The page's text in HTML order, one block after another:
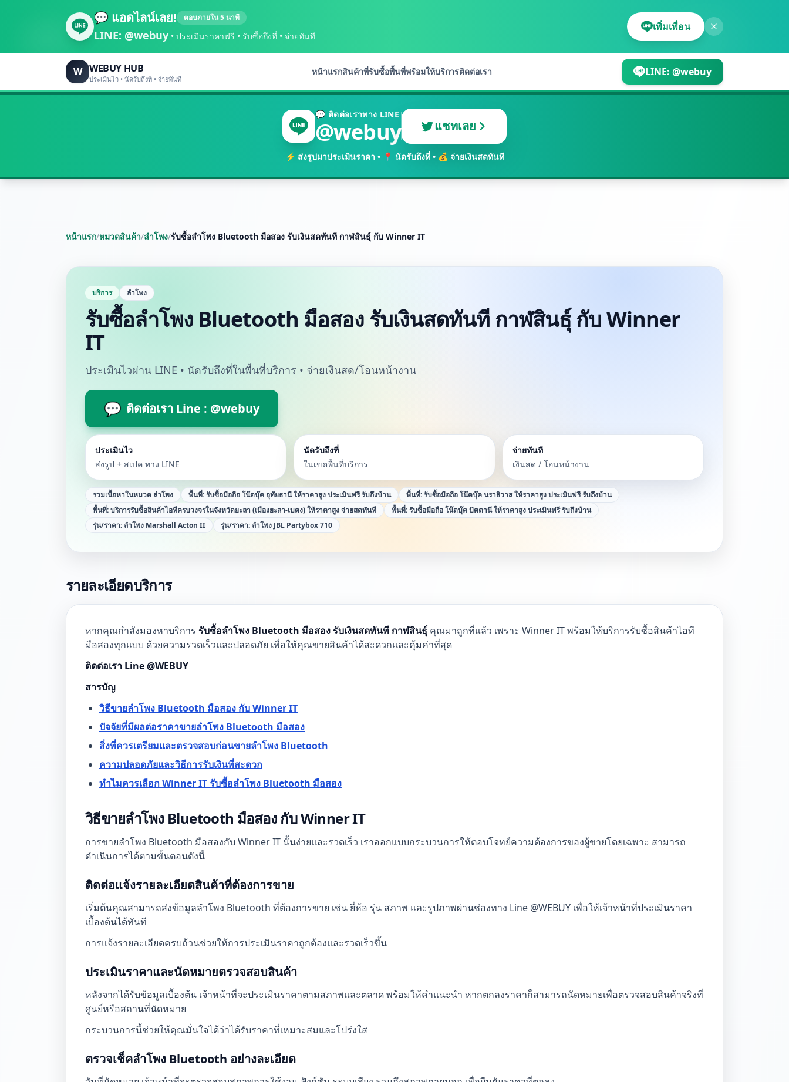
💬 แอดไลน์เลย! ตอบภายใน 5 นาที
LINE: @webuy • ประเมินราคาฟรี • รับซื้อถึงที่ • จ่ายทันที
เพิ่มเพื่อน
W WEBUY HUB
ประเมินไว • นัดรับถึงที่ • จ่ายทันที
หน้าแรกสินค้าที่รับซื้อพื้นที่พร้อมให้บริการติดต่อเรา LINE: @webuy
💬 ติดต่อเราทาง LINE
@webuy แชทเลย
⚡ ส่งรูปมาประเมินราคา • 📍 นัดรับถึงที่ • 💰 จ่ายเงินสดทันที
หน้าแรก/หมวดสินค้า/ลำโพง/รับซื้อลำโพง Bluetooth มือสอง รับเงินสดทันที กาฬสินธุ์ กับ Winner IT
บริการ ลำโพง
รับซื้อลำโพง Bluetooth มือสอง รับเงินสดทันที กาฬสินธุ์ กับ Winner
IT
ประเมินไวผ่าน LINE • นัดรับถึงที่ในพื้นที่บริการ • จ่ายเงินสด/โอนหน้างาน
💬 ติดต่อเรา Line : @webuy
ประเมินไว
ส่งรูป + สเปค ทาง LINE
นัดรับถึงที่
ในเขตพื้นที่บริการ
จ่ายทันที
เงินสด / โอนหน้างาน
รวมเนื้อหาในหมวด ลำโพง พื้นที่:รับซื้อมือถือ โน๊ตบุ๊ค อุทัยธานี ให้ราคาสูง ประเมินฟรี รับถึงบ้าน พื้นที่:รับซื้อมือถือ โน๊ตบุ๊ค นราธิวาส ให้ราคาสูง ประเมินฟรี รับถึงบ้าน
พื้นที่:บริการรับซื้อสินค้าไอทีครบวงจรในจังหวัดยะลา (เมืองยะลา-เบตง) ให้ราคาสูง จ่ายสดทันที พื้นที่:รับซื้อมือถือ โน๊ตบุ๊ค ปัตตานี ให้ราคาสูง ประเมินฟรี รับถึงบ้าน
รุ่น/ราคา: ลำโพง Marshall Acton II รุ่น/ราคา: ลำโพง JBL Partybox 710
รายละเอียดบริการ
หากคุณกำลังมองหาบริการ รับซื้อลำโพง Bluetooth มือสอง รับเงินสดทันที กาฬสินธุ์ คุณมาถูกที่แล้ว เพราะ Winner IT พร้อมให้บริการรับซื้อสินค้าไอที
มือสองทุกแบบ ด้วยความรวดเร็วและปลอดภัย เพื่อให้คุณขายสินค้าได้สะดวกและคุ้มค่าที่สุด
ติดต่อเรา Line @WEBUY
สารบัญ
วิธีขายลำโพง Bluetooth มือสอง กับ Winner IT
ปัจจัยที่มีผลต่อราคาขายลำโพง Bluetooth มือสอง
สิ่งที่ควรเตรียมและตรวจสอบก่อนขายลำโพง Bluetooth
ความปลอดภัยและวิธีการรับเงินที่สะดวก
ทำไมควรเลือก Winner IT รับซื้อลำโพง Bluetooth มือสอง
วิธีขายลำโพง Bluetooth มือสอง กับ Winner IT
การขายลำโพง Bluetooth มือสองกับ Winner IT นั้นง่ายและรวดเร็ว เราออกแบบกระบวนการให้ตอบโจทย์ความต้องการของผู้ขายโดยเฉพาะ สามารถ
ดำเนินการได้ตามขั้นตอนดังนี้
ติดต่อแจ้งรายละเอียดสินค้าที่ต้องการขาย
เริ่มต้นคุณสามารถส่งข้อมูลลำโพง Bluetooth ที่ต้องการขาย เช่น ยี่ห้อ รุ่น สภาพ และรูปภาพผ่านช่องทาง Line @WEBUY เพื่อให้เจ้าหน้าที่ประเมินราคา
เบื้องต้นได้ทันที
การแจ้งรายละเอียดครบถ้วนช่วยให้การประเมินราคาถูกต้องและรวดเร็วขึ้น
ประเมินราคาและนัดหมายตรวจสอบสินค้า
หลังจากได้รับข้อมูลเบื้องต้น เจ้าหน้าที่จะประเมินราคาตามสภาพและตลาด พร้อมให้คำแนะนำ หากตกลงราคาก็สามารถนัดหมายเพื่อตรวจสอบสินค้าจริงที่
ศูนย์หรือสถานที่นัดหมาย
กระบวนการนี้ช่วยให้คุณมั่นใจได้ว่าได้รับราคาที่เหมาะสมและโปร่งใส
ตรวจเช็คลำโพง Bluetooth อย่างละเอียด